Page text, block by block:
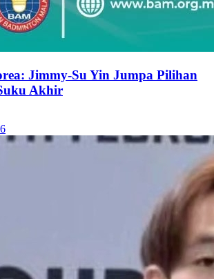
Jimmy-Su Yin Jumpa Pilihan
Akhir